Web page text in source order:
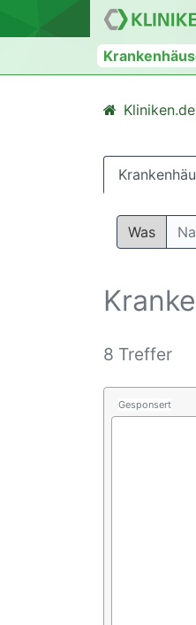
Kliniken.de
Was
8 Treffer
Gesponsert